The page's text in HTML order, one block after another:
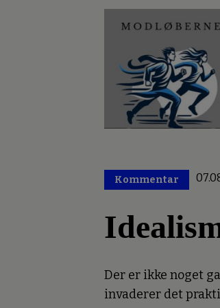
Kommentar
Der er ikke noget
invaderer det